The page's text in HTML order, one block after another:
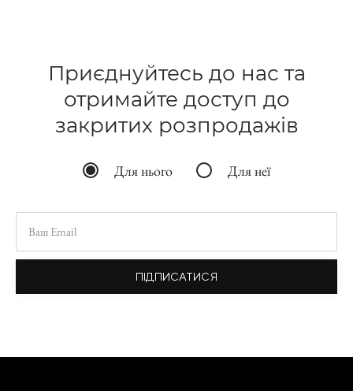
Приєднуйтесь до нас та
отримайте доступ до
закритих розпродажів
Для нього Для неї
ПІДПИСАТИСЯ